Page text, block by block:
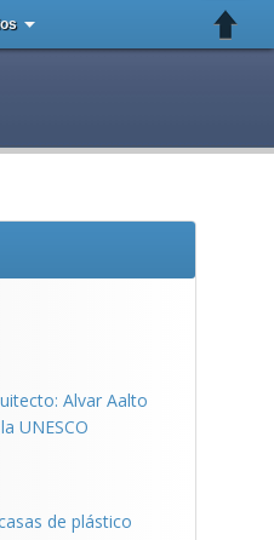
Alvar Aalto
UNESCO
de plástico